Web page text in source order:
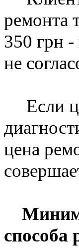
ремонта
350 грн -
не
Если
цена
способа